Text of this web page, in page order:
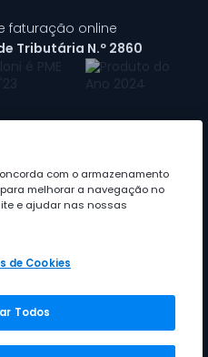
faturação online
Tributária N.º 2860
com o armazenamento
melhorar a navegação no
e ajudar nas nossas
de Cookies
Todos